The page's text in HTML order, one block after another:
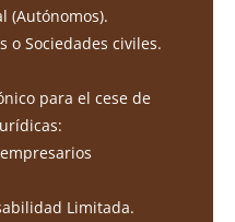
(Autónomos).
o Sociedades civiles.
para el cese de
Limitada.